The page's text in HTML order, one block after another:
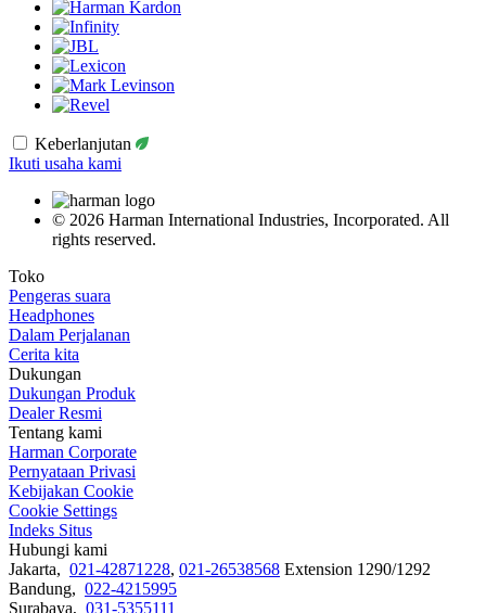
Keberlanjutan
Ikuti usaha kami
© 2026 Harman International Industries, Incorporated. All
rights reserved.
Toko
Pengeras suara
Headphones
Dalam Perjalanan
Cerita kita
Dukungan
Dukungan Produk
Dealer Resmi
Tentang kami
Harman Corporate
Pernyataan Privasi
Kebijakan Cookie
Cookie Settings
Indeks Situs
Hubungi kami
Jakarta, 021-42871228, 021-26538568 Extension 1290/1292
Bandung, 022-4215995
Surabaya, 031-5355111